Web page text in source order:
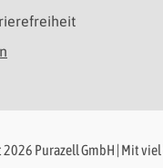
Purazell GmbH | Mit